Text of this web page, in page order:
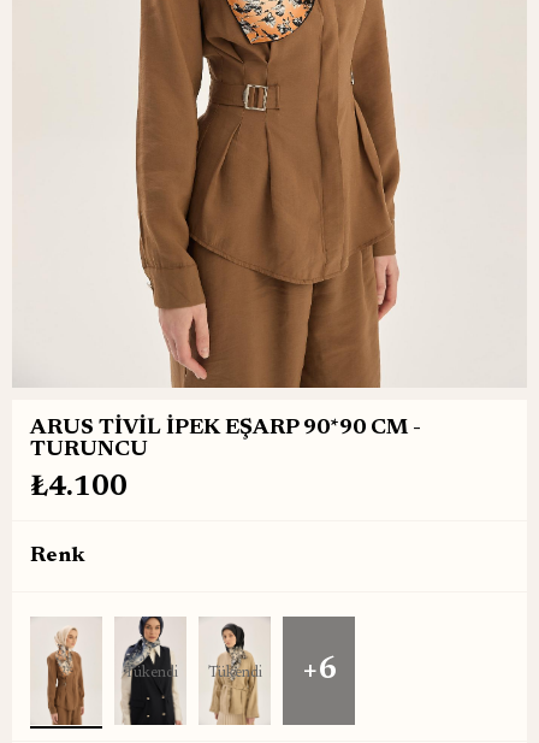
ARUS TİVİL İPEK EŞARP 90*90 CM -
TURUNCU
₺4.100
Renk
Tükendi Tükendi +6